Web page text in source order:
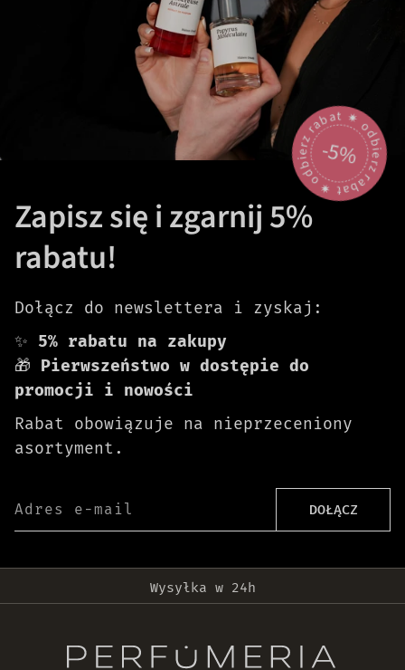
odbierz rabat 🟎 odbierz rabat 🟎
-5%
Zapisz się i zgarnij 5%
rabatu!
Dołącz do newslettera i zyskaj:
✨ 5% rabatu na zakupy
🎁 Pierwszeństwo w dostępie do
promocji i nowości
Rabat obowiązuje na nieprzeceniony
asortyment.
Adres e-mail DOŁĄCZ
Wysyłka w 24h
30 dni na zwrot zamówienia